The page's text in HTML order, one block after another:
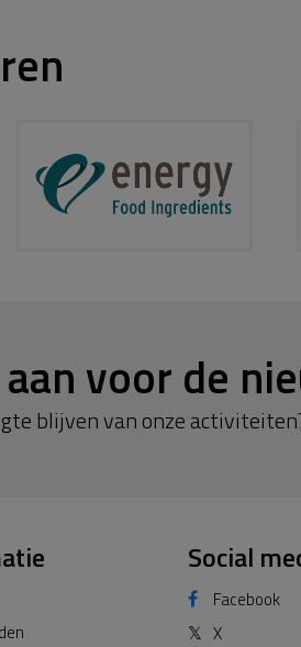
voor de
blijven van onze
Social
Facebook
𝕏 X